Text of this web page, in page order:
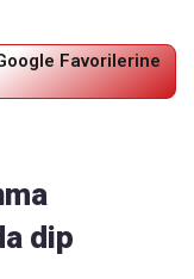
Favorilerine
dip